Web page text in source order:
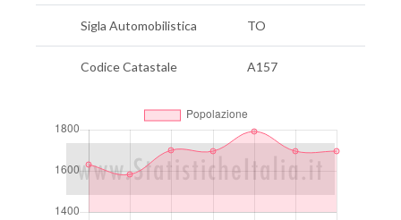
Sigla Automobilistica TO
Codice Catastale A157